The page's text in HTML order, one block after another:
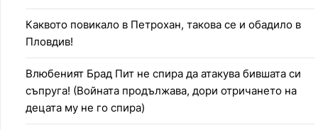
Каквото повикало в Петрохан, такова се и обадило в
Пловдив!
Влюбеният Брад Пит не спира да атакува бившата си
съпруга! (Войната продължава, дори отричането на
децата му не го спира)